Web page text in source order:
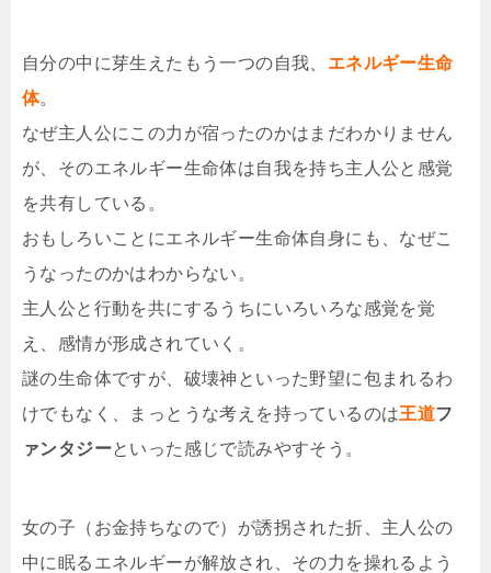
自分の中に芽生えたもう一つの自我、 エネルギー生命
体。
なぜ主人公にこの力が宿ったのかはまだわかりません
が、そのエネルギー生命体は自我を持ち主人公と感覚
を共有している。
おもしろいことにエネルギー生命体自身にも、なぜこ
うなったのかはわからない。
主人公と行動を共にするうちにいろいろな感覚を覚
え、感情が形成されていく。
謎の生命体ですが、破壊神といった野望に包まれるわ
けでもなく、まっとうな考えを持っているのは王道フ
ァンタジーといった感じで読みやすそう。
女の子（お金持ちなので）が誘拐された折、主人公の
中に眠るエネルギーが解放され、その力を操れるよう